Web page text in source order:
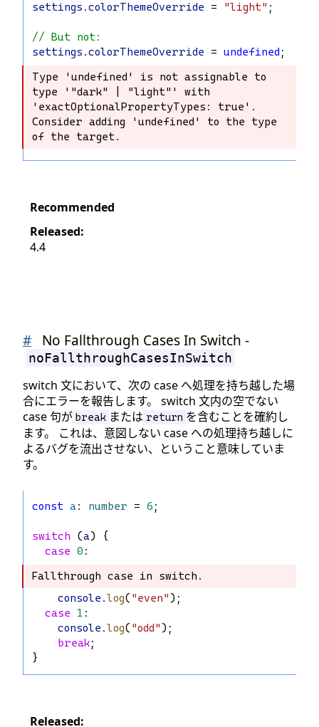
settings .colorThemeOverride = "light" ;
// But not:
settings .colorThemeOverride = undefined ;
Type 'undefined' is not assignable to
type '"dark" | "light"' with
'exactOptionalPropertyTypes: true'.
Consider adding 'undefined' to the type
of the target.
Type 'undefined' is not assignable to
type '"dark" | "light"' with
'exactOptionalPropertyTypes: true'.
Consider adding 'undefined' to the
type of the target.
Recommended
Released:
4.4
# No Fallthrough Cases In Switch -
noFallthroughCasesInSwitch
switch 文において、次の case へ処理を持ち越した場
合にエラーを報告します。 switch 文内の空でない
case 句が break または return を含むことを確約し
ます。 これは、意図しない case への処理持ち越しに
よるバグを流出させない、ということ意味していま
す。
const a: number = 6 ;
switch (a) {
case 0 :
Fallthrough case in switch.
Fallthrough case in switch.
console .log( "even");
case
1 :
console .log( "odd");
break;
}
Released: